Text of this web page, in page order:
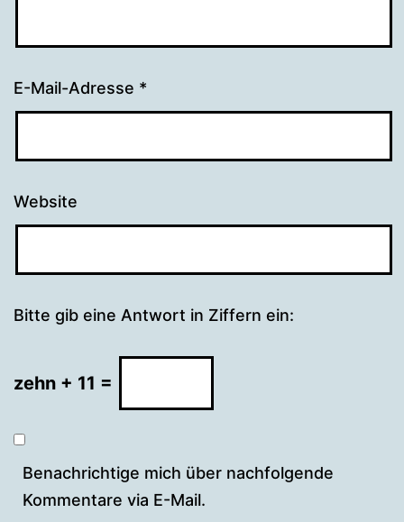
E-Mail-Adresse *
Website
Bitte gib eine Antwort in Ziffern ein:
zehn + 11 =
Benachrichtige mich über nachfolgende
Kommentare via E-Mail.